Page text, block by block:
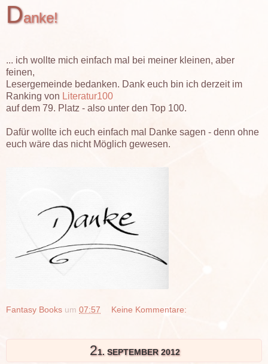
Danke!
... ich wollte mich einfach mal bei meiner kleinen, aber
feinen,
Lesergemeinde bedanken. Dank euch bin ich derzeit im
Ranking von Literatur100
auf dem 79. Platz - also unter den Top 100.
Dafür wollte ich euch einfach mal Danke sagen - denn ohne
euch wäre das nicht Möglich gewesen.
Fantasy Books um 07:57 Keine Kommentare:
21. SEPTEMBER 2012